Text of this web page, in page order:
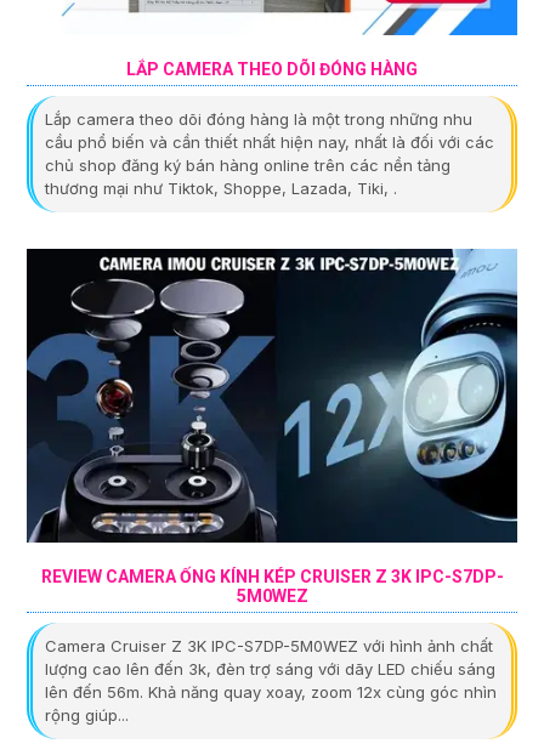
LẮP CAMERA THEO DÕI ĐÓNG HÀNG
Lắp camera theo dõi đóng hàng là một trong những nhu
cầu phổ biến và cần thiết nhất hiện nay, nhất là đối với các
chủ shop đăng ký bán hàng online trên các nền tảng
thương mại như Tiktok, Shoppe, Lazada, Tiki, .
REVIEW CAMERA ỐNG KÍNH KÉP CRUISER Z 3K IPC-S7DP-
5M0WEZ
Camera Cruiser Z 3K IPC-S7DP-5M0WEZ với hình ảnh chất
lượng cao lên đến 3k, đèn trợ sáng với dãy LED chiếu sáng
lên đến 56m. Khả năng quay xoay, zoom 12x cùng góc nhìn
rộng giúp...